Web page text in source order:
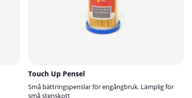
Touch Up Pensel
Små bättringspenslar för engångbruk. Lämplig för
små stenskott